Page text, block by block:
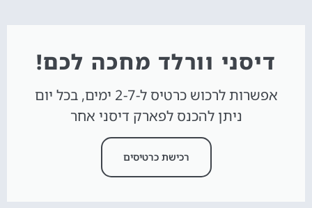
דיסני וורלד מחכה לכם!
אפשרות לרכוש כרטיס ל-2-7 ימים, בכל יום
ניתן להכנס לפארק דיסני אחר
רכישת כרטיסים